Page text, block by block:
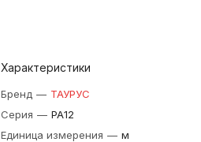
Характеристики
Бренд — ТАУРУС
Серия — PA12
Единица измерения — м